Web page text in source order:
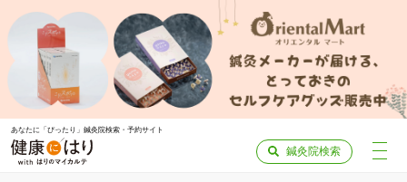
あなたに「ぴったり」鍼灸院検索・予約サイト
鍼灸院検索